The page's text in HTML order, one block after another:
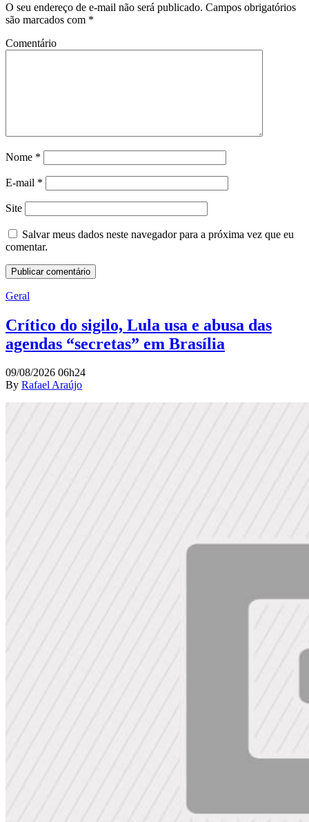
O seu endereço de e-mail não será publicado. Campos obrigatórios
são marcados com *
Comentário
Nome *
E-mail *
Site
Salvar meus dados neste navegador para a próxima vez que eu
comentar.
Geral
Crítico do sigilo, Lula usa e abusa das
agendas “secretas” em Brasília
09/08/2026 06h24
By Rafael Araújo